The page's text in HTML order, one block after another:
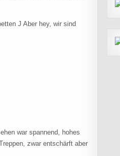
J Aber hey, wir sind
war spannend, hohes
zwar entschärft aber